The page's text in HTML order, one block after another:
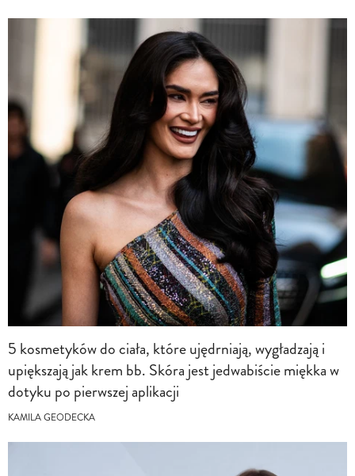
5 kosmetyków do ciała, które ujędrniają, wygładzają i
upiększają jak krem bb. Skóra jest jedwabiście miękka w
dotyku po pierwszej aplikacji
KAMILA GEODECKA